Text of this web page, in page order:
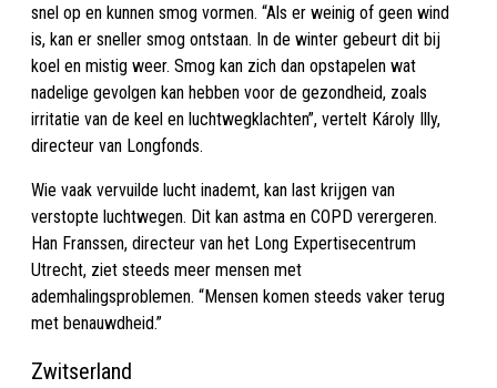
snel op en kunnen smog vormen. “Als er weinig of geen wind
is, kan er sneller smog ontstaan. In de winter gebeurt dit bij
koel en mistig weer. Smog kan zich dan opstapelen wat
nadelige gevolgen kan hebben voor de gezondheid, zoals
irritatie van de keel en luchtwegklachten”, vertelt Károly Illy,
directeur van Longfonds.
Wie vaak vervuilde lucht inademt, kan last krijgen van
verstopte luchtwegen. Dit kan astma en COPD verergeren.
Han Franssen, directeur van het Long Expertisecentrum
Utrecht, ziet steeds meer mensen met
ademhalingsproblemen. “Mensen komen steeds vaker terug
met benauwdheid.”
Zwitserland